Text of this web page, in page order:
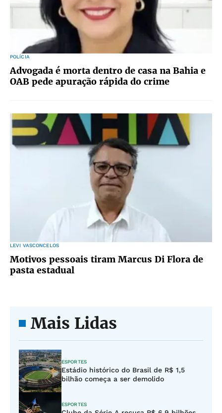
POLÍCIA
Advogada é morta dentro de casa na Bahia e
OAB pede apuração rápida do crime
LEVI VASCONCELOS
Motivos pessoais tiram Marcus Di Flora de
pasta estadual
Mais Lidas
ESPORTES
Estádio histórico do Brasil de R$ 1,5
bilhão começa a ser demolido
ESPORTES